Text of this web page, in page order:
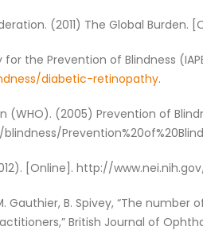
(2011) The Global Burden.
the Prevention of Blindness
diabetic-retinopathy.
(WHO). (2005) Prevention of
[Online]. http://
Gauthier, B. Spivey, “The
British Journal of